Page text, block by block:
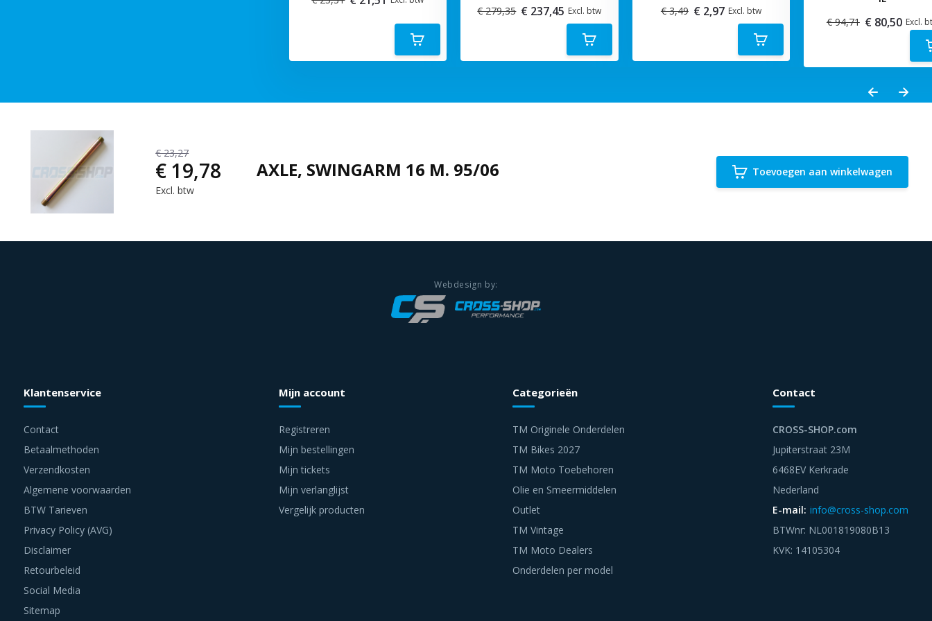
€ 279,35 € 237,45 Excl. btw
€ 3,49 € 2,97 Excl. btw
€ 94,71 € 80,50 Excl.
€ 23,27
€ 19,78
Excl. btw
AXLE, SWINGARM 16 M. 95/06 Toevoegen aan winkelwagen
Klantenservice
Contact
Betaalmethoden
Verzendkosten
Algemene voorwaarden
BTW Tarieven
Privacy Policy (AVG)
Disclaimer
Retourbeleid
Social Media
Sitemap
Mijn account
Registreren
Mijn bestellingen
Mijn tickets
Mijn verlanglijst
Vergelijk producten
Categorieën
TM Originele Onderdelen
TM Bikes 2027
TM Moto Toebehoren
Olie en Smeermiddelen
Outlet
TM Vintage
TM Moto Dealers
Onderdelen per model
Contact
CROSS-SHOP.com
Jupiterstraat 23M
6468EV Kerkrade
Nederland
E-mail: info@cross-shop.com
BTWnr: NL001819080B13
KVK: 14105304